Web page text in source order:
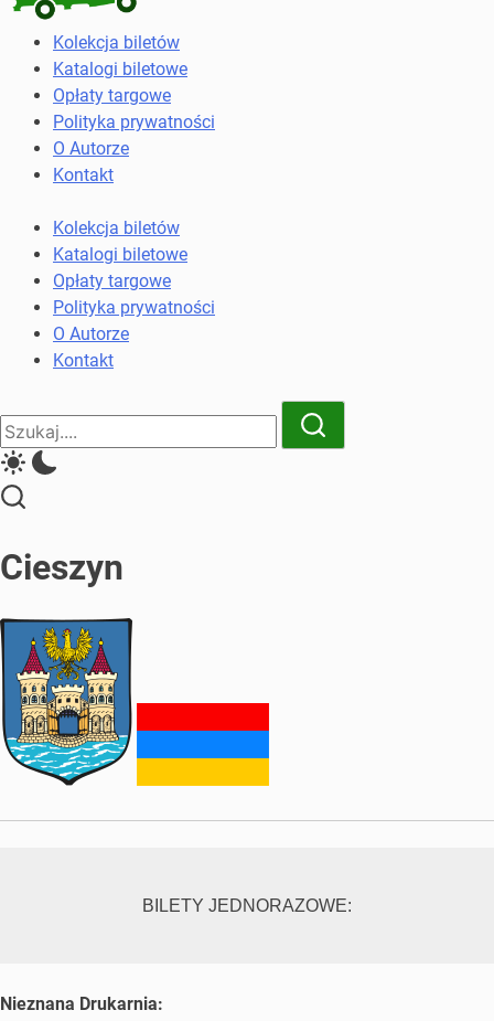
Kolekcja
biletów
komunikacji
miejskiej
kolejowych
Kolekcja biletów
Katalogi biletowe
Opłaty targowe
Polityka prywatności
O Autorze
Kontakt
Kolekcja biletów
Katalogi biletowe
Opłaty targowe
Polityka prywatności
O Autorze
Kontakt
Close
Search
Search
Cieszyn
BILETY JEDNORAZOWE:
Nieznana Drukarnia: